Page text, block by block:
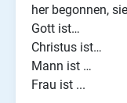
her begonnen,
Gott ist…
Christus ist…
Mann ist …
Frau ist ...